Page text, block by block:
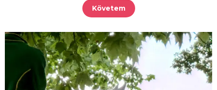
Követem